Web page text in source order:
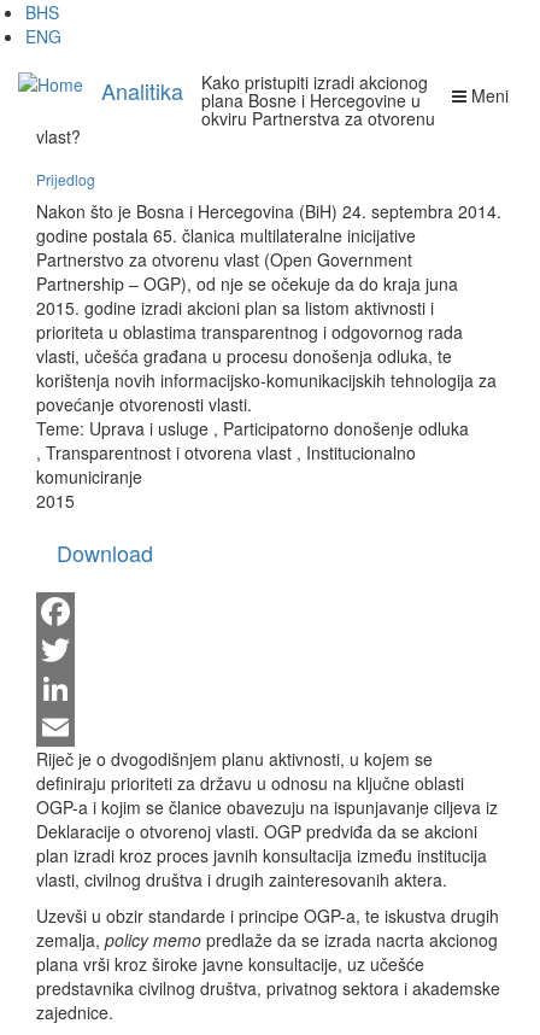
Skip
to
content
BHS
ENG
Analitika Meni
Kako pristupiti izradi akcionog
plana Bosne i Hercegovine u
okviru Partnerstva za otvorenu
vlast?
Prijedlog
Nakon što je Bosna i Hercegovina (BiH) 24. septembra 2014.
godine postala 65. članica multilateralne inicijative
Partnerstvo za otvorenu vlast (Open Government
Partnership – OGP), od nje se očekuje da do kraja juna
2015. godine izradi akcioni plan sa listom aktivnosti i
prioriteta u oblastima transparentnog i odgovornog rada
vlasti, učešća građana u procesu donošenja odluka, te
korištenja novih informacijsko-komunikacijskih tehnologija za
povećanje otvorenosti vlasti.
Teme: Uprava i usluge , Participatorno donošenje odluka
, Transparentnost i otvorena vlast , Institucionalno
komuniciranje
2015
Download
Facebook
Twitter
LinkedIn
Email
Riječ je o dvogodišnjem planu aktivnosti, u kojem se
definiraju prioriteti za državu u odnosu na ključne oblasti
OGP-a i kojim se članice obavezuju na ispunjavanje ciljeva iz
Deklaracije o otvorenoj vlasti. OGP predviđa da se akcioni
plan izradi kroz proces javnih konsultacija između institucija
vlasti, civilnog društva i drugih zainteresovanih aktera.
Uzevši u obzir standarde i principe OGP-a, te iskustva drugih
zemalja, policy memo predlaže da se izrada nacrta akcionog
plana vrši kroz široke javne konsultacije, uz učešće
predstavnika civilnog društva, privatnog sektora i akademske
zajednice.